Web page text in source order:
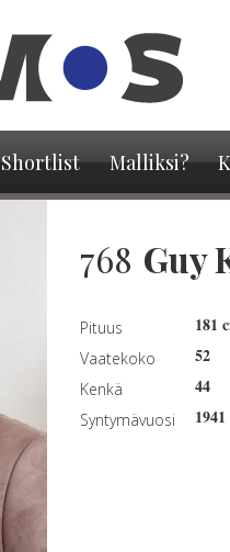
Shortlist Malliksi?
768 Guy
Pituus 181
Vaatekoko 52
Kenkä 44
Syntymävuosi 1941